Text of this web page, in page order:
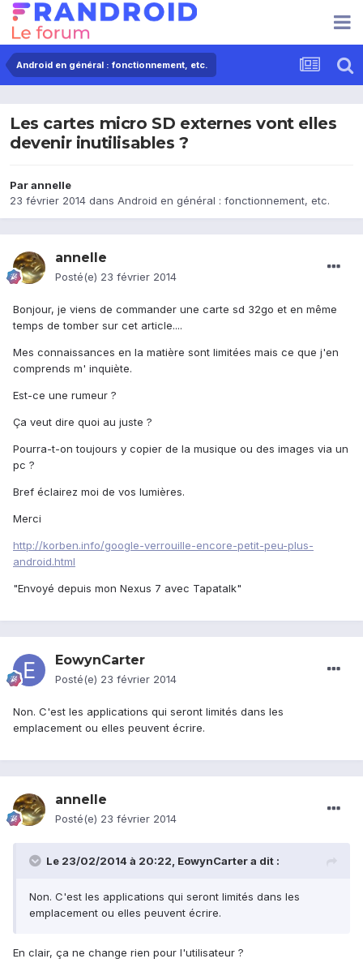
Android en général : fonctionnement, etc.
Les cartes micro SD externes vont elles
devenir inutilisables ?
Parannelle
23 février 2014 dans Android en général : fonctionnement, etc.
annelle
Posté(e) 23 février 2014
Bonjour, je viens de commander une carte sd 32go et en même
temps de tomber sur cet article....
Mes connaissances en la matière sont limitées mais ce que j'en
comprends m' inquiète.
Est-ce une rumeur ?
Ça veut dire quoi au juste ?
Pourra-t-on toujours y copier de la musique ou des images via un
pc ?
Bref éclairez moi de vos lumières.
Merci
http://korben.info/google-verrouille-encore-petit-peu-plus-
android.html
"Envoyé depuis mon Nexus 7 avec Tapatalk"
EowynCarter
Posté(e) 23 février 2014
Non. C'est les applications qui seront limités dans les
emplacement ou elles peuvent écrire.
annelle
Posté(e) 23 février 2014
Le 23/02/2014 à 20:22, EowynCarter a dit :
Non. C'est les applications qui seront limités dans les
emplacement ou elles peuvent écrire.
En clair, ça ne change rien pour l'utilisateur ?